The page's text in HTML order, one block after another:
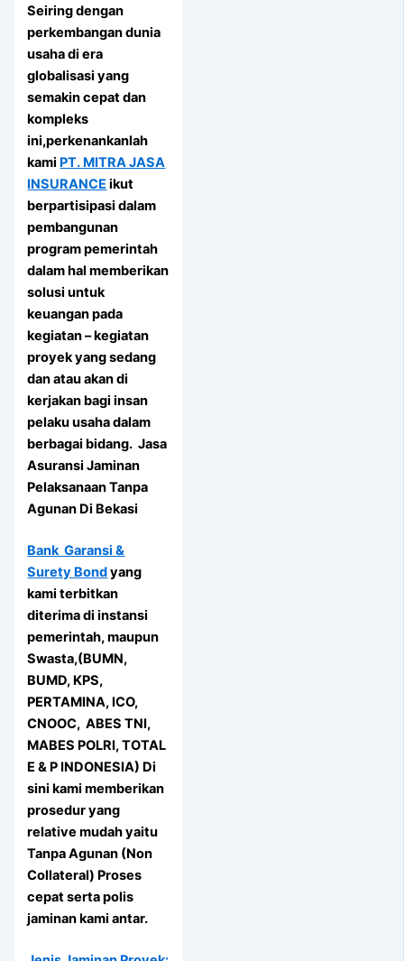
Seiring dengan
perkembangan dunia
usaha di era
globalisasi yang
semakin cepat dan
kompleks
ini,perkenankanlah
kami PT. MITRA JASA
INSURANCE ikut
berpartisipasi dalam
pembangunan
program pemerintah
dalam hal memberikan
solusi untuk
keuangan pada
kegiatan – kegiatan
proyek yang sedang
dan atau akan di
kerjakan bagi insan
pelaku usaha dalam
berbagai bidang. Jasa
Asuransi Jaminan
Pelaksanaan Tanpa
Agunan Di Bekasi
Bank Garansi &
Surety Bondyang
kami terbitkan
diterima di instansi
pemerintah, maupun
Swasta,(BUMN,
BUMD, KPS,
PERTAMINA, ICO,
CNOOC, ABES TNI,
MABES POLRI, TOTAL
E & P INDONESIA) Di
sini kami memberikan
prosedur yang
relative mudah yaitu
Tanpa Agunan (Non
Collateral) Proses
cepat serta polis
jaminan kami antar.